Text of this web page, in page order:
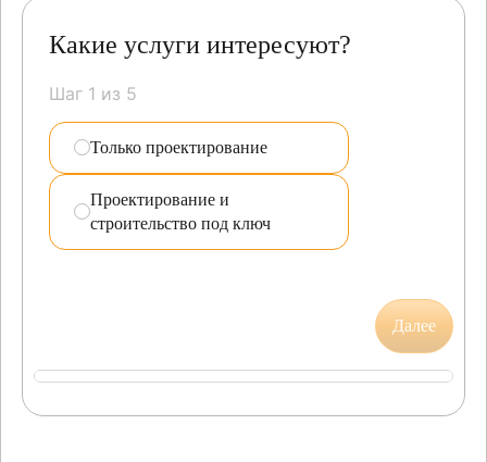
Какие услуги интересуют?
Шаг 1 из 5
Только проектирование
Проектирование и
строительство под ключ
Далее